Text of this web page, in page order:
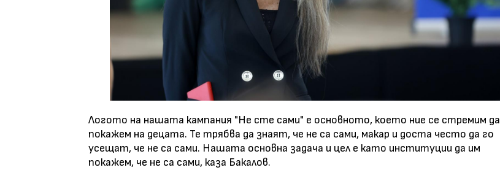
Логото на нашата кампания "Не сте сами" е основното, което ние се стремим да
покажем на децата. Те трябва да знаят, че не са сами, макар и доста често да го
усещат, че не са сами. Нашата основна задача и цел е като институции да им
покажем, че не са сами, каза Бакалов.